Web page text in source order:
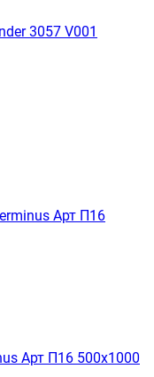
3057 V001
Арт П16 500х1000